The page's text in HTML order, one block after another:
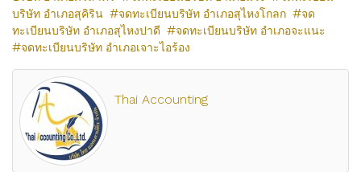
บริษัท อำเภอสุคิริน
จดทะเบียนบริษัท อำเภอสุไหงโกลก
จด
ทะเบียนบริษัท อำเภอสุไหงปาดี
จดทะเบียนบริษัท อำเภอจะแนะ
จดทะเบียนบริษัท อำเภอเจาะไอร้อง
Thai Accounting